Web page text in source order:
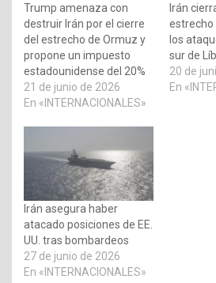
Trump amenaza con
destruir Irán por el cierre
del estrecho de Ormuz y
propone un impuesto
estadounidense del 20%
21 de junio de 2026
En «INTERNACIONALES»
Irán
estrecho
los
sur de
20 de
En
Irán asegura haber
atacado posiciones de EE.
UU. tras bombardeos
27 de junio de 2026
En «INTERNACIONALES»